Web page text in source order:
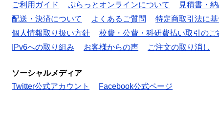
ご利用ガイド
ぷらっとオンラインについて
見積書・
配送・決済について
よくあるご質問
特定商取引法に
個人情報取り扱い方針
校費・公費・科研費払い取引のご
IPv6への取り組み
お客様からの声 ご注文の取り消し
ソーシャルメディア
Twitter公式アカウント
Facebook公式ページ